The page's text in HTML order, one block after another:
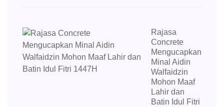
Rajasa
Concrete
Mengucapkan
Minal Aidin
Walfaidzin
Mohon Maaf
Lahir dan
Batin Idul Fitri